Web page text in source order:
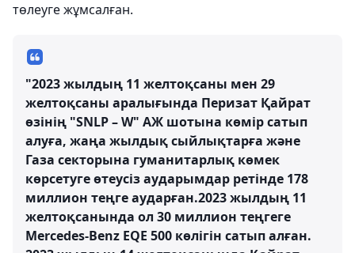
төлеуге жұмсалған.
"2023 жылдың 11 желтоқсаны мен 29
желтоқсаны аралығында Перизат Қайрат
өзінің "SNLP – W" АЖ шотына көмір сатып
алуға, жаңа жылдық сыйлықтарға және
Газа секторына гуманитарлық көмек
көрсетуге өтеусіз аударымдар ретінде 178
миллион теңге аударған.2023 жылдың 11
желтоқсанында ол 30 миллион теңгеге
Mercedes-Benz EQE 500 көлігін сатып алған.